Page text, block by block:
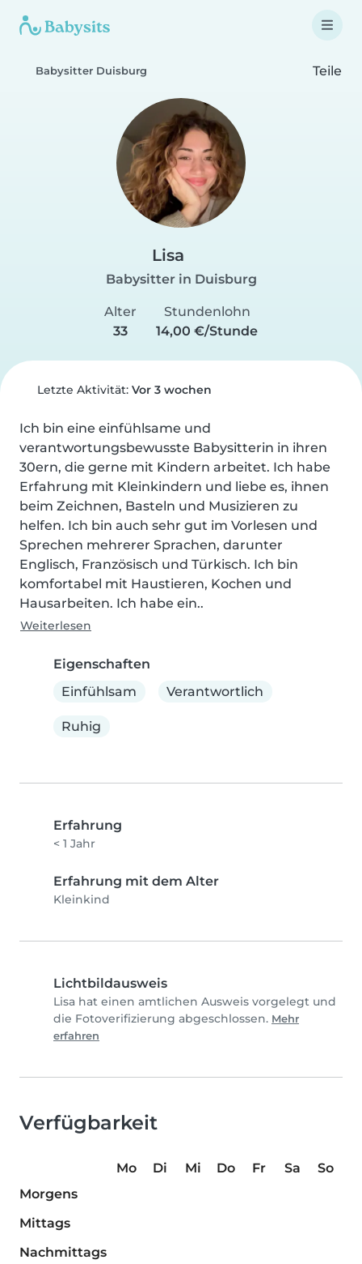
Babysitter Duisburg Teile
Lisa
Babysitter in Duisburg
Alter
33
Stundenlohn
14,00 €/Stunde
Letzte Aktivität: Vor 3 wochen
Ich bin eine einfühlsame und
verantwortungsbewusste Babysitterin in ihren
30ern, die gerne mit Kindern arbeitet. Ich habe
Erfahrung mit Kleinkindern und liebe es, ihnen
beim Zeichnen, Basteln und Musizieren zu
helfen. Ich bin auch sehr gut im Vorlesen und
Sprechen mehrerer Sprachen, darunter
Englisch, Französisch und Türkisch. Ich bin
komfortabel mit Haustieren, Kochen und
Hausarbeiten. Ich habe ein..
Weiterlesen
Eigenschaften
Einfühlsam
Verantwortlich
Ruhig
Erfahrung
< 1 Jahr
Erfahrung mit dem Alter
Kleinkind
Lichtbildausweis
Lisa hat einen amtlichen Ausweis vorgelegt und
die Fotoverifizierung abgeschlossen. Mehr
erfahren
Verfügbarkeit
Mo Di Mi Do Fr Sa
So
Morgens
Mittags
Nachmittags